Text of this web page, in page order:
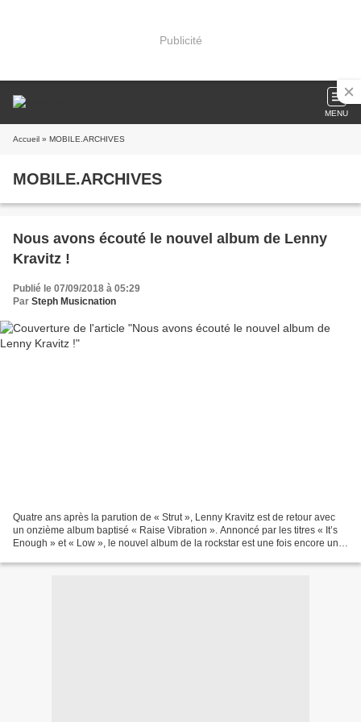
Publicité
MENU
Accueil » MOBILE.ARCHIVES
MOBILE.ARCHIVES
Nous avons écouté le nouvel album de Lenny
Kravitz !
Publié le 07/09/2018 à 05:29
Par Steph Musicnation
Quatre ans après la parution de « Strut », Lenny Kravitz est de retour avec
un onzième album baptisé « Raise Vibration ». Annoncé par les titres « It’s
Enough » et « Low », le nouvel album de la rockstar est une fois encore un